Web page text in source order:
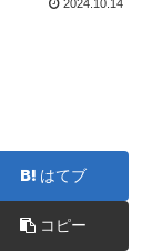
2024.10.14
はてブ
コピー